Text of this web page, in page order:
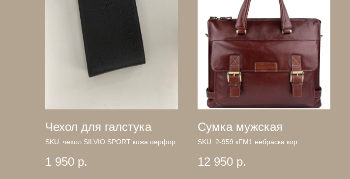
Чехол для галстука
SKU: чехол SILVIO SPORT кожа перфор
1 950 р.
Сумка мужская
SKU: 2-959 кFM1 небраска кор.
12 950 р.